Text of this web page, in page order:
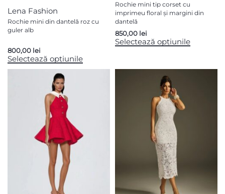
Lena Fashion
Rochie mini din dantelă roz cu
guler alb
800,00 lei
Selectează opțiunile
Rochie mini tip corset cu
imprimeu floral și margini din
dantelă
850,00 lei
Selectează opțiunile